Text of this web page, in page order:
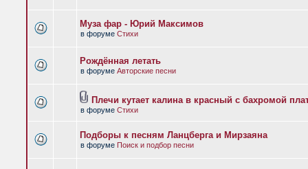
Муза фар - Юрий Максимов
в форуме Стихи
Рождённая летать
в форуме Авторские песни
Плечи кутает калина в красный с бахромой
в форуме Стихи
Подборы к песням Ланцберга и Мирзаяна
в форуме Поиск и подбор песни